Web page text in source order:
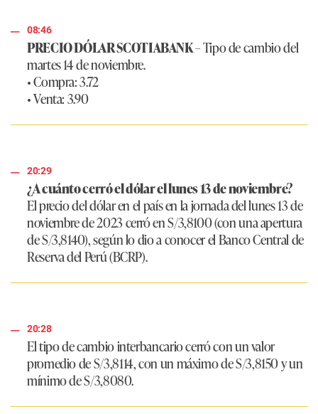
08:46
PRECIO DÓLAR SCOTIABANK– Tipo de cambio del
martes 14 de noviembre.
• Compra: 3.72
• Venta: 3.90
20:29
¿A cuánto cerró el dólar el lunes 13 de noviembre?
El precio del dólar en el país en la jornada del lunes 13 de
noviembre de 2023 cerró en S/3,8100 (con una apertura
de S/3,8140), según lo dio a conocer el Banco Central de
Reserva del Perú (BCRP).
20:28
El tipo de cambio interbancario cerró con un valor
promedio de S/3,8114, con un máximo de S/3,8150 y un
mínimo de S/3,8080.